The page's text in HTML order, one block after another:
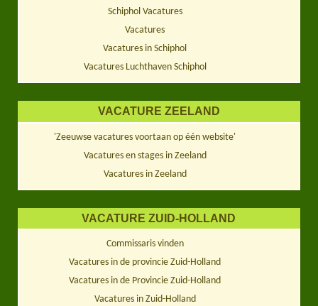
Schiphol Vacatures
Vacatures
Vacatures in Schiphol
Vacatures Luchthaven Schiphol
VACATURE ZEELAND
'Zeeuwse vacatures voortaan op één website'
Vacatures en stages in Zeeland
Vacatures in Zeeland
VACATURE ZUID-HOLLAND
Commissaris vinden
Vacatures in de provincie Zuid-Holland
Vacatures in de Provincie Zuid-Holland
Vacatures in Zuid-Holland